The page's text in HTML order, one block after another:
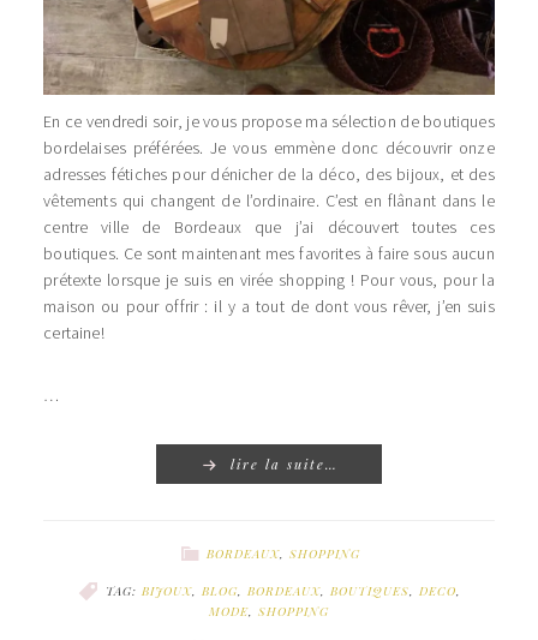
En ce vendredi soir, je vous propose ma sélection de boutiques
bordelaises préférées. Je vous emmène donc découvrir onze
adresses fétiches pour dénicher de la déco, des bijoux, et des
vêtements qui changent de l’ordinaire. C’est en flânant dans le
centre ville de Bordeaux que j’ai découvert toutes ces
boutiques. Ce sont maintenant mes favorites à faire sous aucun
prétexte lorsque je suis en virée shopping ! Pour vous, pour la
maison ou pour offrir : il y a tout de dont vous rêver, j’en suis
certaine!
…
lire la suite…
BORDEAUX, SHOPPING
TAG: BIJOUX, BLOG, BORDEAUX, BOUTIQUES, DECO,
MODE, SHOPPING